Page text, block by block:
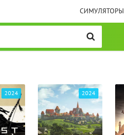
СИМУЛЯТОРЫ
2024 2023